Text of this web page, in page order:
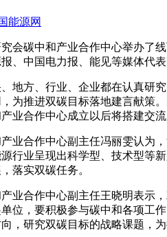
能源网
会碳中和产业合作中心举办了
、中国电力报、能见等媒体代
地方、行业、企业都在认真研
为推进双碳目标落地建言献策
业合作中心成立以后将搭建交
业合作中心副主任冯丽雯认为
行业呈现出科学型、技术型等
落实双碳任务。
业合作中心副主任王晓明表示
位，要积极参与碳中和各项工
，研究双碳目标的战略课题，